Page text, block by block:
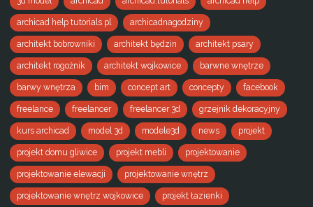
archicad help tutorials pl archicadnagodziny
architekt bobrowniki architekt będzin architekt psary
architekt rogoźnik architekt wojkowice barwne wnętrze
barwy wnętrza bim concept art concepty facebook
freelance freelancer freelancer 3d grzejnik dekoracyjny
kurs archicad model 3d modele3d news projekt
projekt domu gliwice projekt mebli projektowanie
projektowanie elewacji projektowanie wnętrz
projektowanie wnętrz wojkowice projekt łazienki